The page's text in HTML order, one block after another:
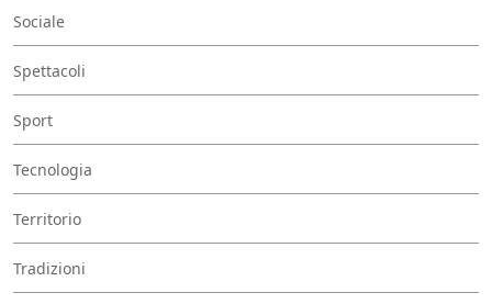
Sociale
Spettacoli
Sport
Tecnologia
Territorio
Tradizioni